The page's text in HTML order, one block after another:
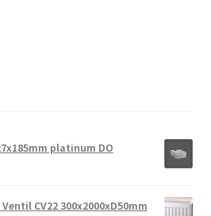
platinum DO
CV22 300x2000xD50mm